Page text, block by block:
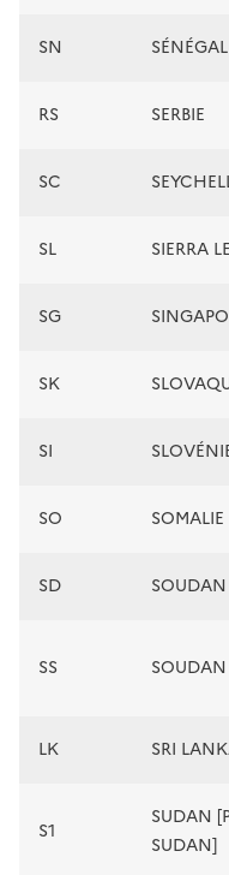
SN SÉNÉGAL
RS SERBIE
SC
SL SIERRA
SG
SK
SI
SO SOMALIE
SD SOUDAN
SS
LK SRI
S1
SUDAN
SUDAN]